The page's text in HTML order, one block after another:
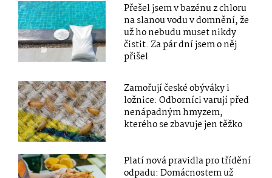
Přešel jsem v bazénu z chloru
na slanou vodu v domnění, že
už ho nebudu muset nikdy
čistit. Za pár dní jsem o něj
přišel
Zamořují české obýváky i
ložnice: Odborníci varují před
nenápadným hmyzem,
kterého se zbavuje jen těžko
Platí nová pravidla pro třídění
odpadu: Domácnostem už